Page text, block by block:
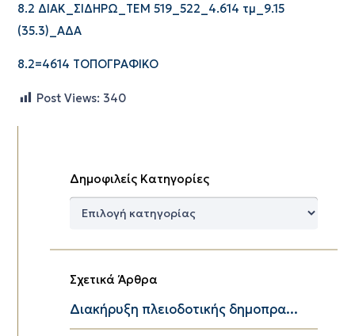
8.2 ΔΙΑΚ_ΣΙΔΗΡΩ_ΤΕΜ 519_522_4.614 τμ_9.15
(35.3)_ΑΔΑ
8.2=4614 ΤΟΠΟΓΡΑΦΙΚΟ
Post Views: 340
Δημοφιλείς Κατηγορίες
Δημοφιλείς
Σχετικά Άρθρα
Διακήρυξη πλειοδοτικής δημοπρα...